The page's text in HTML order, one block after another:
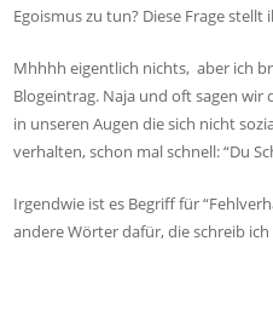
Egoismus zu tun? Diese Frage
Mhhhh eigentlich nichts, aber ich
Blogeintrag. Naja und oft sagen wir
in unseren Augen die sich nicht
verhalten, schon mal schnell: “Du
Irgendwie ist es Begriff für
andere Wörter dafür, die schreib